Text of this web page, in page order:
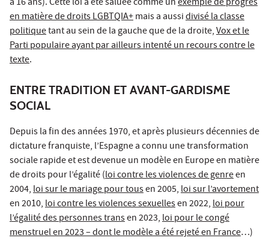
à 16 ans). Cette loi a été saluée comme unexemple de progrès
en matière de droits LGBTQIA+mais a aussidivisé la classe
politiquetant au sein de la gauche que de la droite,Vox et le
Parti populaire ayant par ailleurs intenté un recours contre le
texte.
ENTRE TRADITION ET AVANT-GARDISME
SOCIAL
Depuis la fin des années 1970, et après plusieurs décennies de
dictature franquiste, l’Espagne a connu une transformation
sociale rapide et est devenue un modèle en Europe en matière
de droits pour l’égalité (loi contre les violences de genreen
2004,loi sur le mariage pour tousen 2005,loi sur l’avortement
en 2010,loi contre les violences sexuellesen 2022,loi pour
l’égalité des personnes transen 2023,loi pour le congé
menstruel en 2023 – dont le modèle a été rejeté en France…)